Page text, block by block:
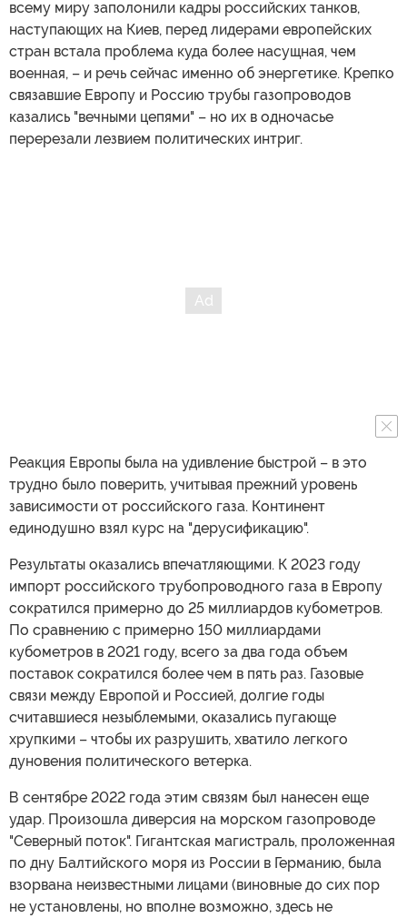
всему миру заполонили кадры российских танков,
наступающих на Киев, перед лидерами европейских
стран встала проблема куда более насущная, чем
военная, – и речь сейчас именно об энергетике. Крепко
связавшие Европу и Россию трубы газопроводов
казались "вечными цепями" – но их в одночасье
перерезали лезвием политических интриг.
Реакция Европы была на удивление быстрой – в это
трудно было поверить, учитывая прежний уровень
зависимости от российского газа. Континент
единодушно взял курс на "дерусификацию".
Результаты оказались впечатляющими. К 2023 году
импорт российского трубопроводного газа в Европу
сократился примерно до 25 миллиардов кубометров.
По сравнению с примерно 150 миллиардами
кубометров в 2021 году, всего за два года объем
поставок сократился более чем в пять раз. Газовые
связи между Европой и Россией, долгие годы
считавшиеся незыблемыми, оказались пугающе
хрупкими – чтобы их разрушить, хватило легкого
дуновения политического ветерка.
В сентябре 2022 года этим связям был нанесен еще
удар. Произошла диверсия на морском газопроводе
"Северный поток". Гигантская магистраль, проложенная
по дну Балтийского моря из России в Германию, была
взорвана неизвестными лицами (виновные до сих пор
не установлены, но вполне возможно, здесь не